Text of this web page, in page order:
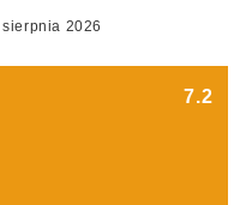
sierpnia 2026
7.2